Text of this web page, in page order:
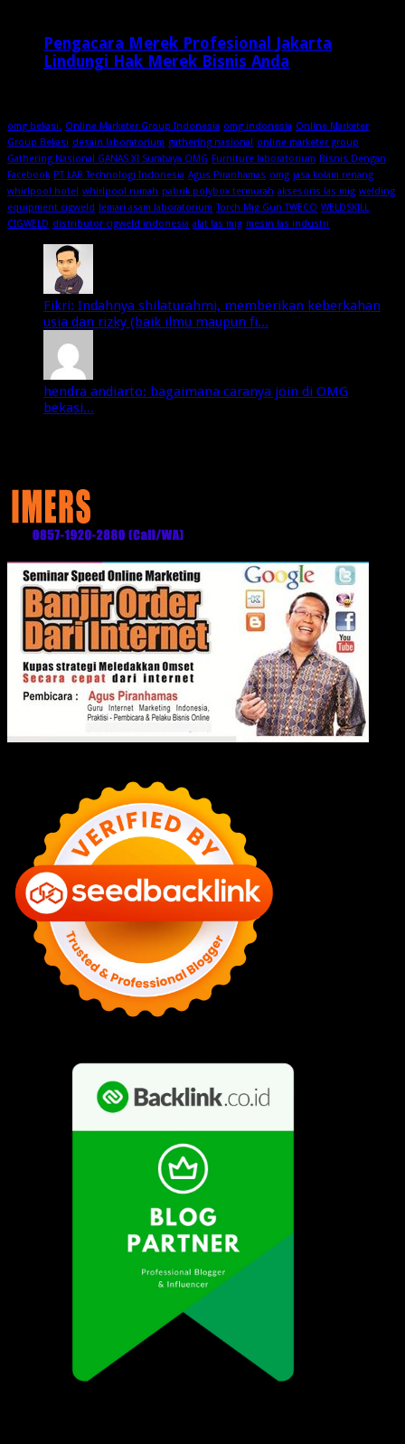
Pengacara Merek Profesional Jakarta
Lindungi Hak Merek Bisnis Anda
omg bekasi. Online Marketer Group Indonesia omg indonesia Online Marketer
Group Bekasi desain laboratorium gathering nasional online marketer group
Gathering Nasional GANAS XI Surabaya OMG Furniture laboratorium Bisnis Dengan
Facebook PT LAB Technologi Indonesia Agus Piranhamas omg jasa kolam renang
whirlpool hotel whirlpool rumah pabrik polybox termurah aksesoris las mig welding
equipment cigweld lemari asam laboratorium Torch Mig Gun TWECO WELDSKILL
CIGWELD distributor cigweld indonesia alat las mig mesin las industri
Fikri: Indahnya shilaturahmi, memberikan keberkahan
usia dan rizky (baik ilmu maupun fi...
hendra andiarto: bagaimana caranya join di OMG
bekasi...